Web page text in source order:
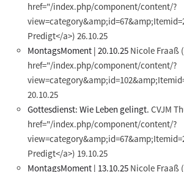
href="/index.php/component/content/?
Predigt</a>) 26.10.25
MontagsMoment | 20.10.25 Nicole Fraaß
href="/index.php/component/content/?
20.10.25
Gottesdienst: Wie Leben gelingt. CVJM
href="/index.php/component/content/?
Predigt</a>) 19.10.25
MontagsMoment | 13.10.25 Nicole Fraaß